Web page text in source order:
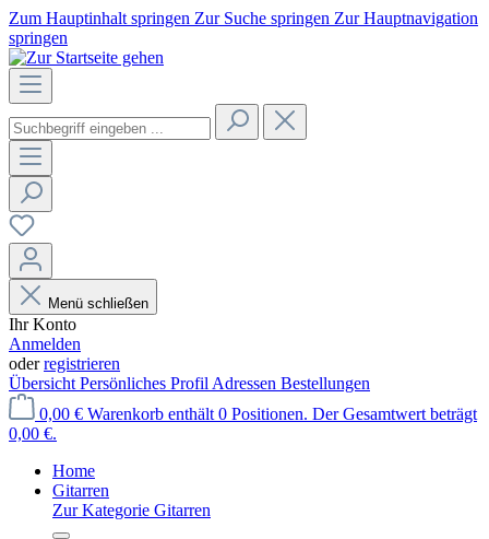
Zum Hauptinhalt springen Zur Suche springen Zur Hauptnavigation
springen
Menü schließen
Ihr Konto
Anmelden
oderregistrieren
Übersicht Persönliches Profil Adressen Bestellungen
0,00 € Warenkorb enthält 0 Positionen. Der Gesamtwert beträgt
0,00 €.
Home
Gitarren
Zur Kategorie Gitarren